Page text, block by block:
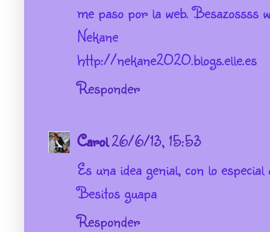
me paso por la web. Besazossss
Nekane
http://nekane2020.blogs.elle.es
Responder
Carol26/6/13, 15:53
Es una idea genial, con lo
Besitos guapa
Responder